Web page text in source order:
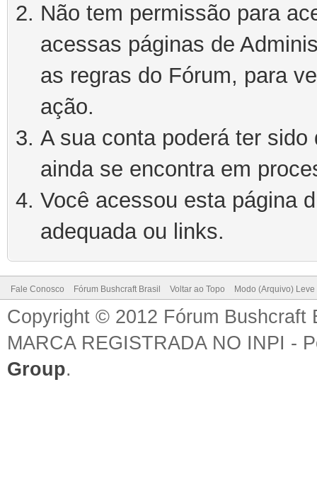
Não tem permissão para
acessas páginas de
as regras do Fórum, para
ação.
A sua conta poderá ter
ainda se encontra em
Você acessou esta página
adequada ou links.
Fale Conosco Fórum Bushcraft Brasil Voltar ao Topo Modo (Arquivo) Leve
Copyright © 2012 Fórum Bushcraft
MARCA REGISTRADA NO INPI -
Group.